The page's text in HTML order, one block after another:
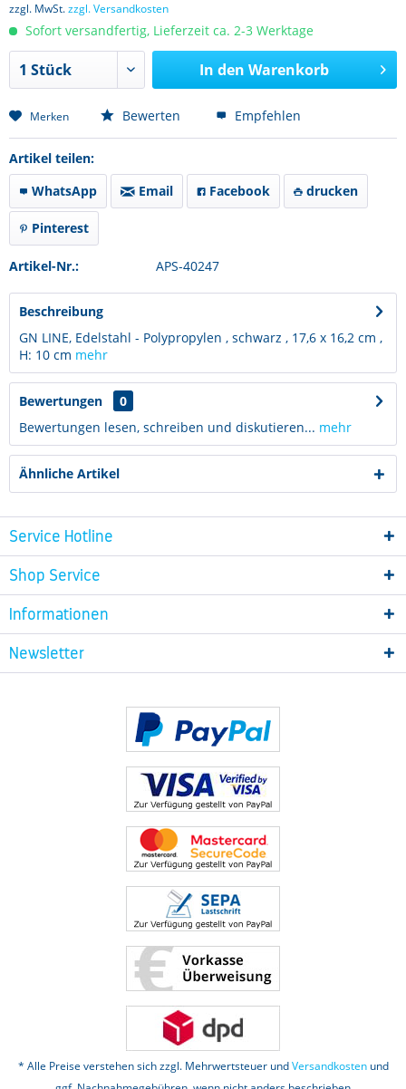
zzgl. MwSt.zzgl. Versandkosten
Sofort versandfertig, Lieferzeit ca. 2-3 Werktage
In den Warenkorb
Merken Bewerten Empfehlen
Artikel teilen:
WhatsApp
Email Facebook drucken
Pinterest
Artikel-Nr.: APS-40247
Beschreibung
GN LINE, Edelstahl - Polypropylen , schwarz , 17,6 x 16,2 cm ,
H: 10 cm mehr
Bewertungen
0
Bewertungen lesen, schreiben und diskutieren... mehr
Ähnliche Artikel
Service Hotline
Shop Service
Informationen
Newsletter
* Alle Preise verstehen sich zzgl. Mehrwertsteuer undVersandkostenund